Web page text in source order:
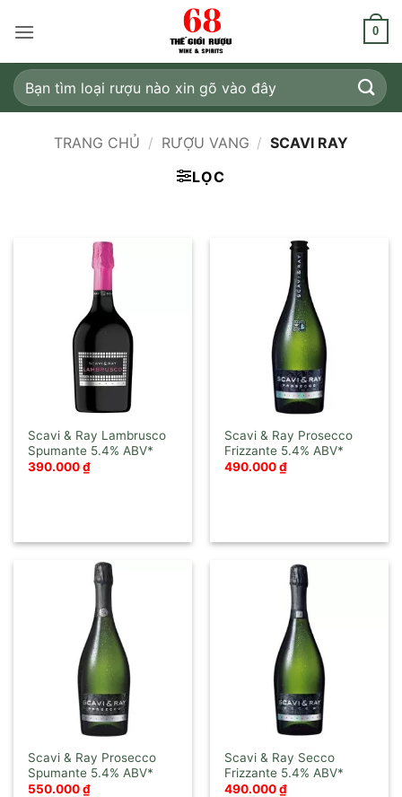
qua
dung
0
Tìm
kiếm:
TRANG CHỦ / RƯỢU VANG / SCAVI RAY
LỌC
Scavi & Ray Lambrusco
Spumante
390.000₫
Scavi & Ray Prosecco
Frizzante
490.000₫
Scavi & Ray Prosecco
Spumante
550.000₫
Scavi & Ray Secco
Frizzante
490.000₫